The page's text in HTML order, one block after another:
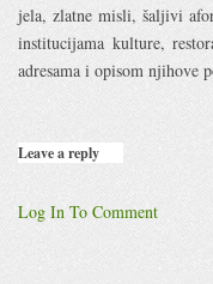
jela, zlatne misli, šaljivi
institucijama kulture,
adresama i opisom njihove
Leave a reply
Log In To Comment